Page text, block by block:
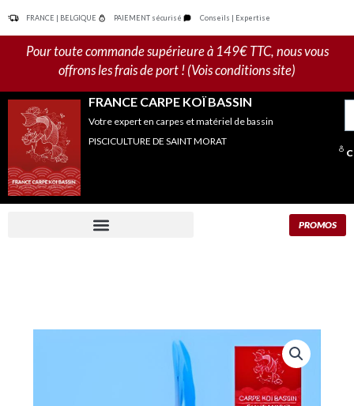
contenu
FRANCE | BELGIQUE PAIEMENT sécurisé Conseils | Expertise
Pour toute commande supérieure à 149€ TTC, nous vous
offrons les frais de port ! (Vois conditions site)
FRANCE CARPE KOÏ BASSIN
Votre expert en carpes et matériel de bassin
PISCICULTURE DE SAINT MORAT
PROMOS